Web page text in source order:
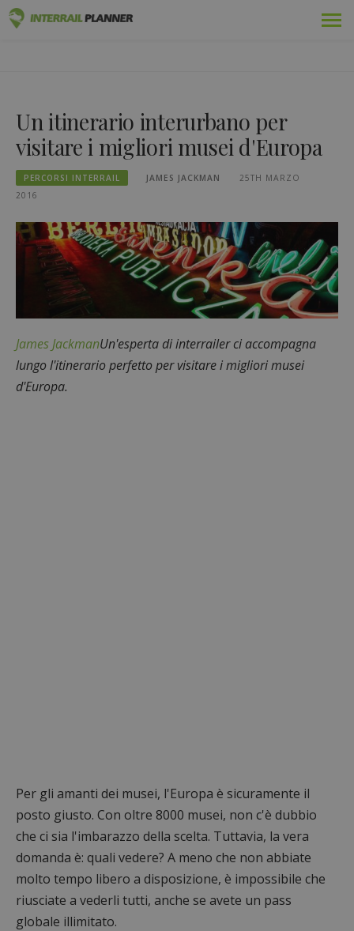
Viaggi
Blog
Guide dei Paesi
Disconnettersi
Pianificare un nuovo viaggio!
Un itinerario interurbano per
visitare i migliori musei d'Europa
PERCORSI INTERRAIL JAMES JACKMAN
25TH MARZO
2016
James JackmanUn'esperta di interrailer ci accompagna
lungo l'itinerario perfetto per visitare i migliori musei
d'Europa.
Per gli amanti dei musei, l'Europa è sicuramente il
posto giusto. Con oltre 8000 musei, non c'è dubbio
che ci sia l'imbarazzo della scelta. Tuttavia, la vera
domanda è: quali vedere? A meno che non abbiate
molto tempo libero a disposizione, è impossibile che
riusciate a vederli tutti, anche se avete un pass
globale illimitato.